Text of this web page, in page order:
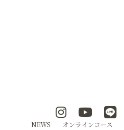
NEWS オンラインコース